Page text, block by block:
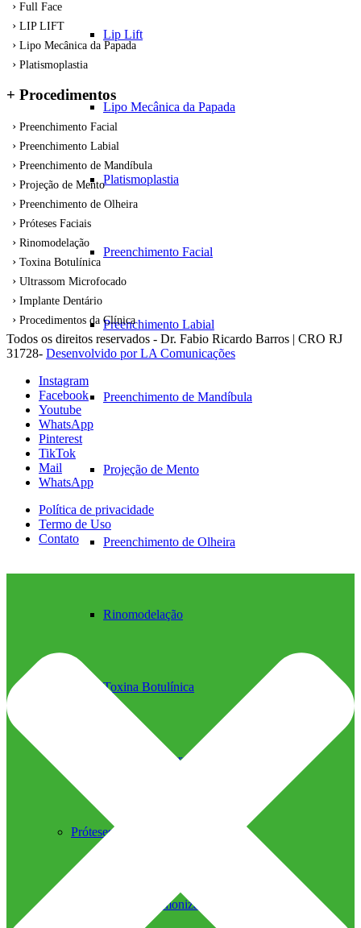
Lip Lift
Lipo Mecânica da Papada
Platismoplastia
Preenchimento Facial
Preenchimento Labial
Preenchimento de Mandíbula
Projeção de Mento
Preenchimento de Olheira
Rinomodelação
Toxina Botulínica
Ultrassom Microfocado
Próteses Faciais
Segurança na Harmonização
Full Face
LIP LIFT
Lipo Mecânica da Papada
Platismoplastia
+ Procedimentos
Preenchimento Facial
Preenchimento Labial
Preenchimento de Mandíbula
Projeção de Mento
Preenchimento de Olheira
Próteses Faciais
Rinomodelação
Toxina Botulínica
Ultrassom Microfocado
Implante Dentário
Procedimentos da Clínica
Todos os direitos reservados - Dr. Fabio Ricardo Barros | CRO RJ
31728- Desenvolvido por LA Comunicações
Instagram
Facebook
Youtube
WhatsApp
Pinterest
TikTok
Mail
WhatsApp
Política de privacidade
Termo de Uso
Contato